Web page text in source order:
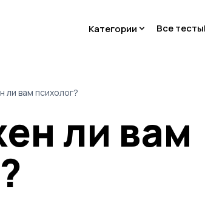
Категории Все тесты
ли вам психолог?
ли вам